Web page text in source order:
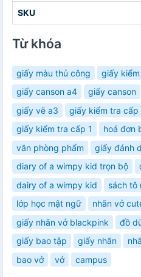
SKU
Từ khóa
giấy màu thủ công giấy
giấy canson a4
giấy canson
giấy vẽ a3
giấy kiểm tra cấp
giấy kiểm tra cấp 1
hoá đơn
văn phòng phẩm
giấy đánh
diary of a wimpy kid trọn bộ
dairy of a wimpy kid
sách tô
lớp học mật ngữ
nhãn vở
giấy nhãn vở blackpink
đồ
giấy bao tập
giấy nhãn
bao vở
vở campus